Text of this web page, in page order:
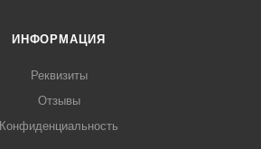
ИНФОРМАЦИЯ
Реквизиты
Отзывы
Конфиденциальность